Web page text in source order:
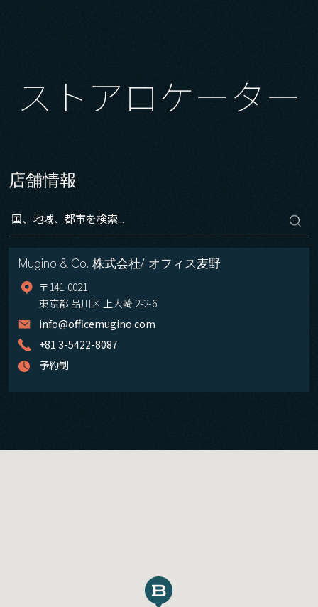
ストアロケーター
店舗情報
Mugino & Co. 株式会社/ オフィス麦野
〒141-0021
東京都 品川区 上大崎 2-2-6
info@officemugino.com
+81 3-5422-8087
予約制